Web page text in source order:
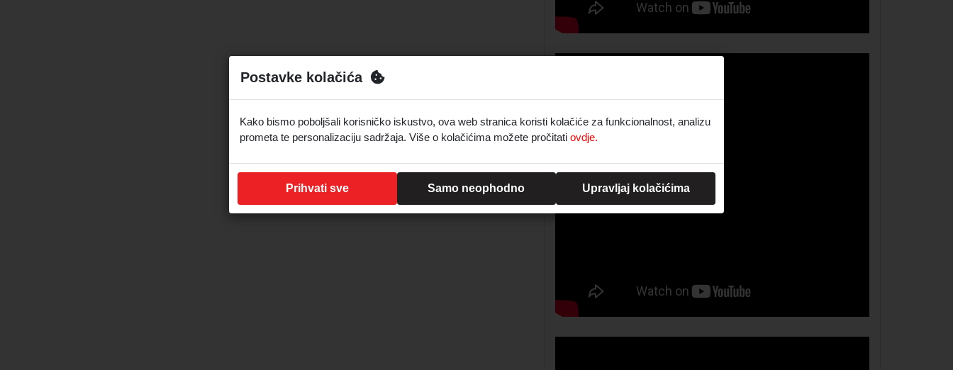
Postavke kolačića
Kako bismo poboljšali korisničko iskustvo, ova web stranica koristi kolačiće za funkcionalnost, analizu
prometa te personalizaciju sadržaja. Više o kolačićima možete pročitati ovdje.
Prihvati sve Samo neophodno Upravljaj kolačićima